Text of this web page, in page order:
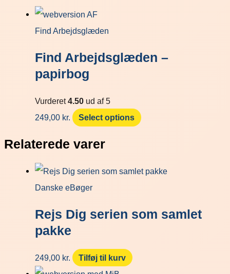
Find Arbejdsglæden
Find Arbejdsglæden –
papirbog
Vurderet4.50 ud af 5
249,00 kr. Select options
Relaterede varer
Danske eBøger
Rejs Dig serien som samlet
pakke
249,00 kr. Tilføj til kurv